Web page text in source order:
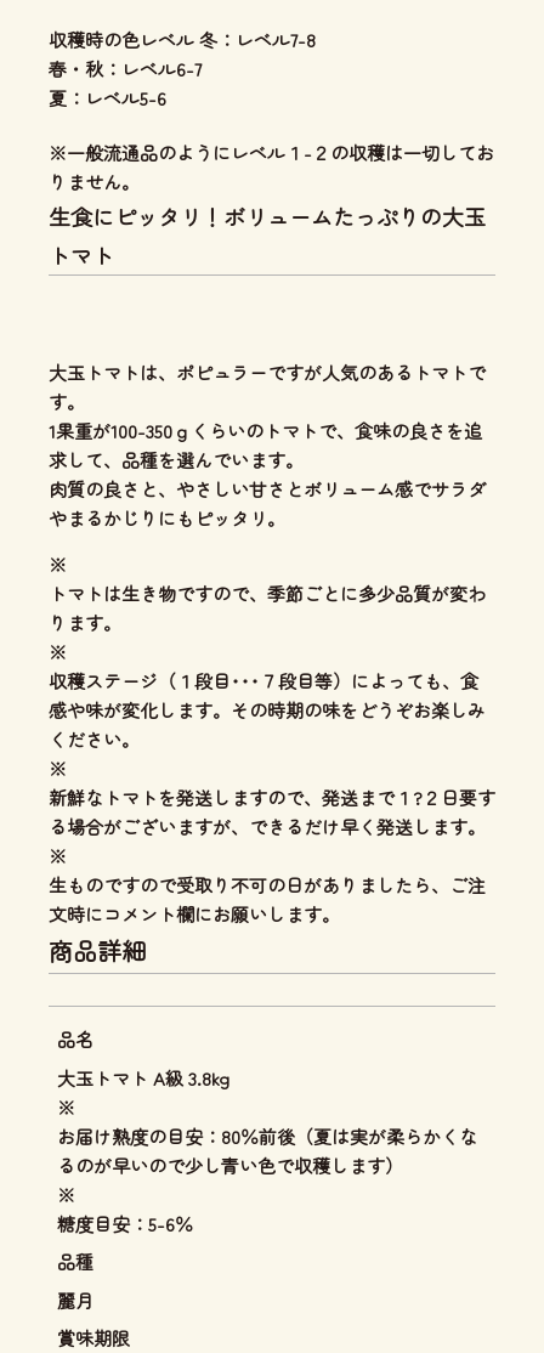
収穫時の色レベル 冬：レベル7-8
春・秋：レベル6-7
夏：レベル5-6
※一般流通品のようにレベル１-２の収穫は一切してお
りません。
生食にピッタリ！ボリュームたっぷりの大玉
トマト
大玉トマトは、ポピュラーですが人気のあるトマトで
す。
1果重が100-350ｇくらいのトマトで、食味の良さを追
求して、品種を選んでいます。
肉質の良さと、やさしい甘さとボリューム感でサラダ
やまるかじりにもピッタリ。
※
トマトは生き物ですので、季節ごとに多少品質が変わ
ります。
※
収穫ステージ（１段目･･･７段目等）によっても、食
感や味が変化します。その時期の味をどうぞお楽しみ
ください。
※
新鮮なトマトを発送しますので、発送まで１?２日要す
る場合がございますが、できるだけ早く発送します。
※
生ものですので受取り不可の日がありましたら、ご注
文時にコメント欄にお願いします。
商品詳細
品名
大玉トマト A級 3.8kg
※
お届け熟度の目安：80％前後（夏は実が柔らかくな
るのが早いので少し青い色で収穫します）
※
糖度目安：5-6％
品種
麗月
賞味期限